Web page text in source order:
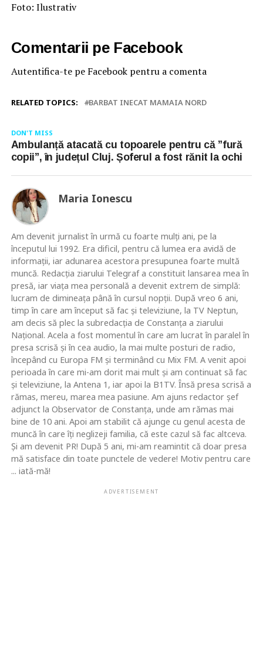
Foto: Ilustrativ
Comentarii pe Facebook
Autentifica-te pe Facebook pentru a comenta
RELATED TOPICS: BARBAT INECAT MAMAIA NORD
DON'T MISS
Ambulanță atacată cu topoarele pentru că ”fură
copii”, în județul Cluj. Șoferul a fost rănit la ochi
Maria Ionescu
Am devenit jurnalist în urmă cu foarte mulţi ani, pe la
începutul lui 1992. Era dificil, pentru că lumea era avidă de
informaţii, iar adunarea acestora presupunea foarte multă
muncă. Redacţia ziarului Telegraf a constituit lansarea mea în
presă, iar viaţa mea personală a devenit extrem de simplă:
lucram de dimineaţa până în cursul nopţii. După vreo 6 ani,
timp în care am început să fac şi televiziune, la TV Neptun,
am decis să plec la subredacţia de Constanţa a ziarului
Naţional. Acela a fost momentul în care am lucrat în paralel în
presa scrisă şi în cea audio, la mai multe posturi de radio,
începând cu Europa FM şi terminând cu Mix FM. A venit apoi
perioada în care mi-am dorit mai mult şi am continuat să fac
şi televiziune, la Antena 1, iar apoi la B1TV. Însă presa scrisă a
rămas, mereu, marea mea pasiune. Am ajuns redactor şef
adjunct la Observator de Constanţa, unde am rămas mai
bine de 10 ani. Apoi am stabilit că ajunge cu genul acesta de
muncă în care îţi neglizeji familia, că este cazul să fac altceva.
Şi am devenit PR! După 5 ani, mi-am reamintit că doar presa
mă satisface din toate punctele de vedere! Motiv pentru care
... iată-mă!
ADVERTISEMENT